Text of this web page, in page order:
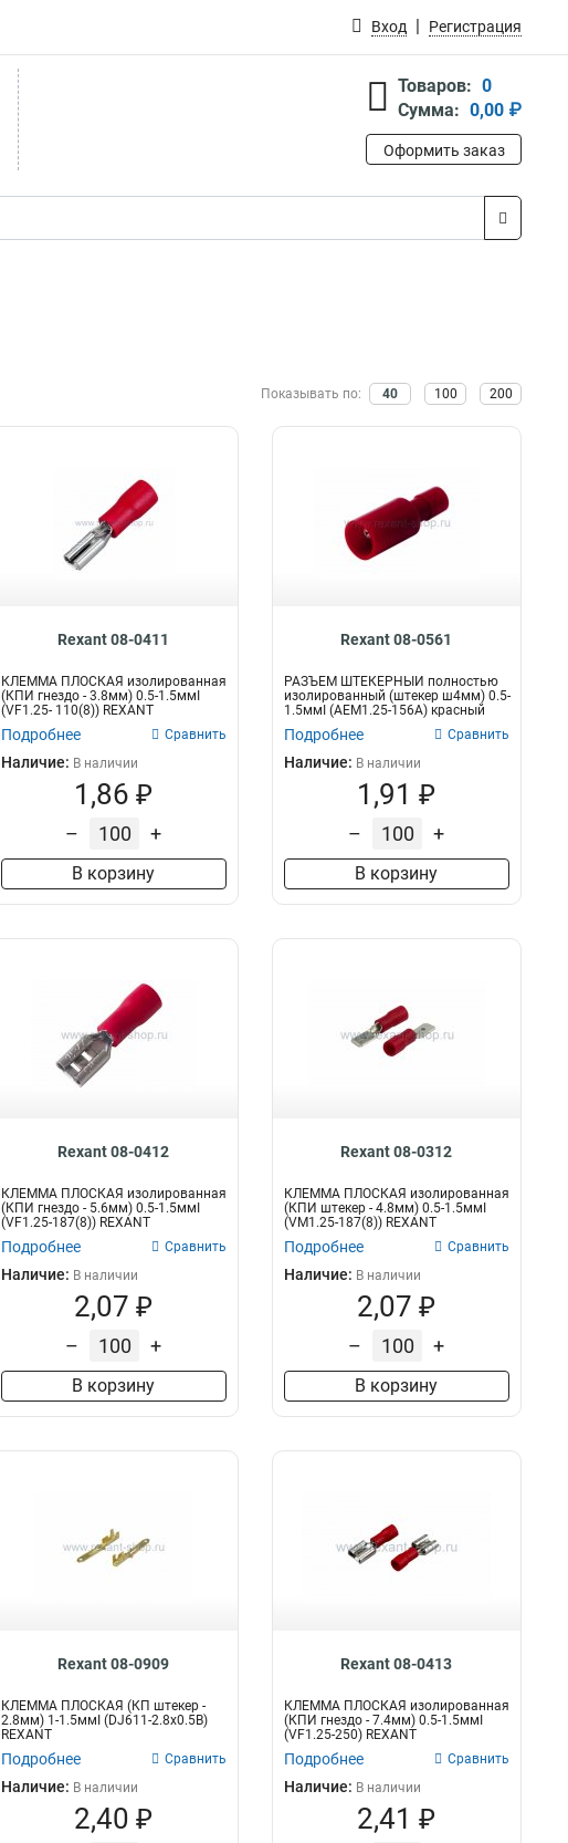
Вход Регистрация
Товаров: 0
Сумма: 0,00 ₽
Оформить заказ
Показывать по: 40 100 200
Rexant 08-0411
КЛЕММА ПЛОСКАЯ изолированная
(КПИ гнездо - 3.8мм) 0.5-1.5ммІ
(VF1.25- 110(8)) REXANT
Подробнее Сравнить
Наличие: В наличии
1,86 ₽
– +
В корзину
Rexant 08-0561
РАЗЪЁМ ШТЕКЕРНЫЙ полностью
изолированный (штекер ш4мм) 0.5-
1.5ммІ (AEM1.25-156A) красный
REXANT...
Подробнее Сравнить
Наличие: В наличии
1,91 ₽
– +
В корзину
Rexant 08-0412
КЛЕММА ПЛОСКАЯ изолированная
(КПИ гнездо - 5.6мм) 0.5-1.5ммІ
(VF1.25-187(8)) REXANT
Подробнее Сравнить
Наличие: В наличии
2,07 ₽
– +
В корзину
Rexant 08-0312
КЛЕММА ПЛОСКАЯ изолированная
(КПИ штекер - 4.8мм) 0.5-1.5ммІ
(VM1.25-187(8)) REXANT
Подробнее Сравнить
Наличие: В наличии
2,07 ₽
– +
В корзину
Rexant 08-0909
КЛЕММА ПЛОСКАЯ (КП штекер -
2.8мм) 1-1.5ммІ (DJ611-2.8х0.5B)
REXANT
Подробнее Сравнить
Наличие: В наличии
2,40 ₽
Rexant 08-0413
КЛЕММА ПЛОСКАЯ изолированная
(КПИ гнездо - 7.4мм) 0.5-1.5ммІ
(VF1.25-250) REXANT
Подробнее Сравнить
Наличие: В наличии
2,41 ₽